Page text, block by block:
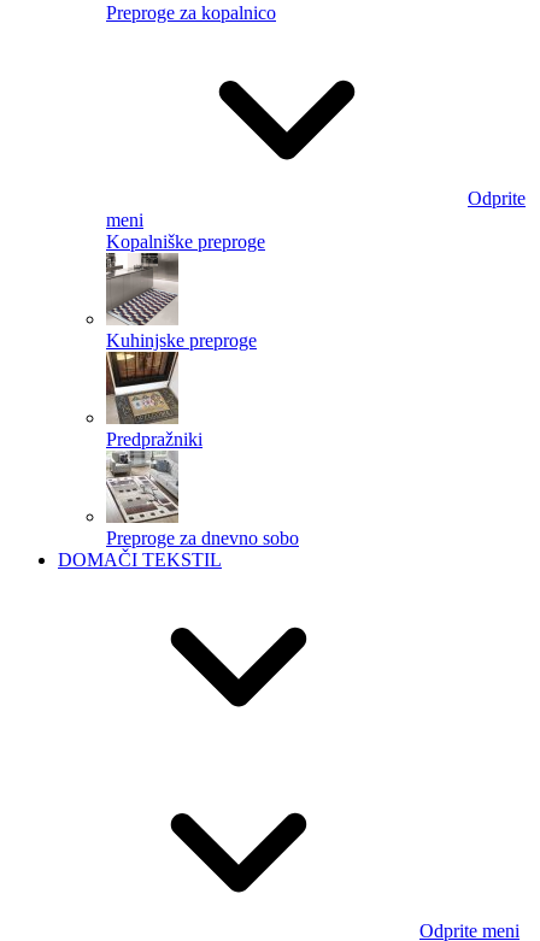
Preproge za kopalnico
Odprite
meni
Kopalniške preproge
Kuhinjske preproge
Predpražniki
Preproge za dnevno sobo
DOMAČI TEKSTIL
Odprite meni